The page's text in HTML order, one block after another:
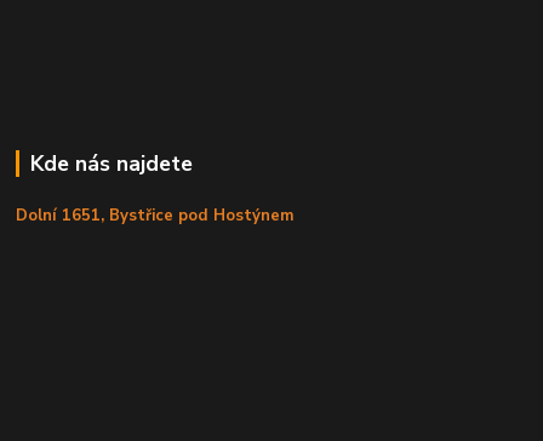
Kde nás najdete
Dolní 1651, Bystřice pod Hostýnem